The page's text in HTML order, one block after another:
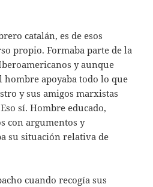
catalán, es de esos
propio. Formaba parte de la
y aunque
apoyaba todo lo que
y sus amigos marxistas
sí. Hombre educado,
con argumentos y
su situación relativa de
cuando recogía sus